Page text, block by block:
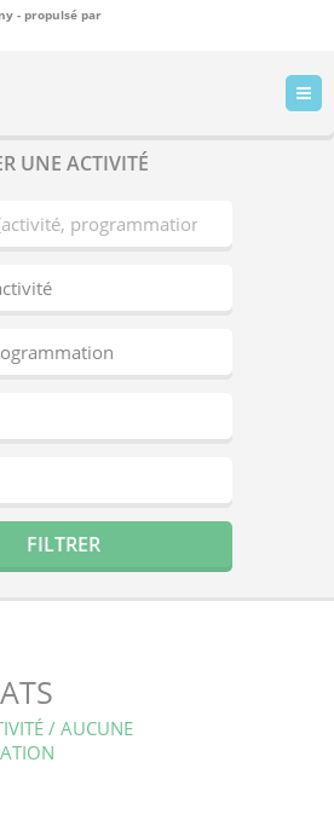
- propulsé par
UNE ACTIVITÉ
/ AUCUNE